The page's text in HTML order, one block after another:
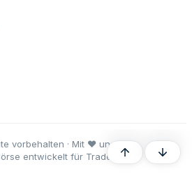
vorbehalten · Mit ♥ und
entwickelt für Trader undOben Unten